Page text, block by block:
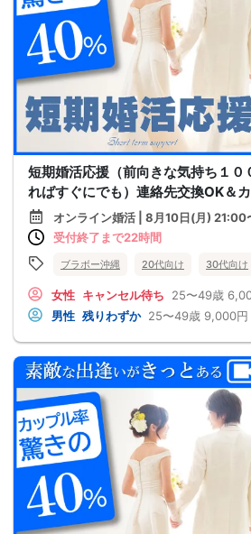
短期婚活応援（前向きな気持ち１０
ればすぐにでも）連絡先交換OK＆
オンライン婚活 | 8月10日(月) 21:00
受付終了まで22時間
ブラボー沖縄 20代向け 30代向け
女性 キャンセル待ち 25〜49歳
男性 残りわずか 25〜49歳 9,000円